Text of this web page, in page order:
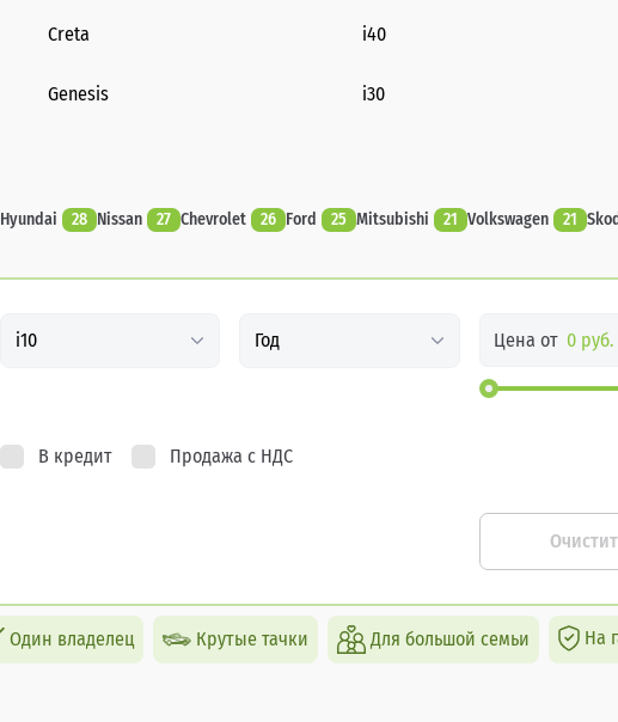
Creta i40
Genesis i30
Hyundai 28 Nissan 27 Chevrolet 26 Ford 25 Mitsubishi 21 Volkswagen 21
i10 Год Цена от
В кредит Продажа с НДС
Один владелец Крутые тачки Для большой семьи На